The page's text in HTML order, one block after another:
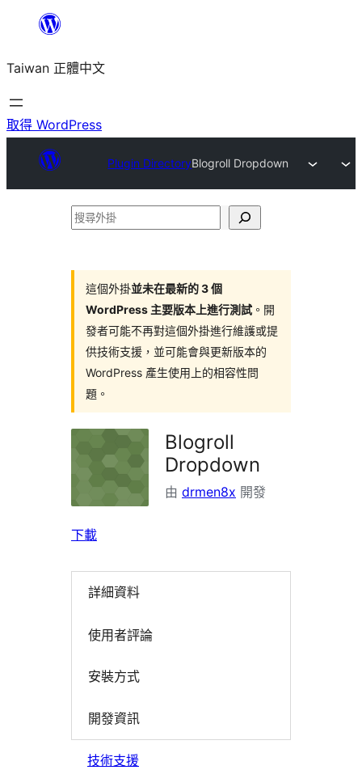
主
要
內
Taiwan 正體中文
取得 WordPress
Plugin DirectoryBlogroll Dropdown
搜
這個外掛並未在最新的 3 個
WordPress 主要版本上進行測試 。開
發者可能不再對這個外掛進行維護或提
供技術支援，並可能會與更新版本的
WordPress 產生使用上的相容性問
題。
Blogroll
Dropdown
由 drmen8x 開發
下載
詳細資料
使用者評論
安裝方式
開發資訊
技術支援